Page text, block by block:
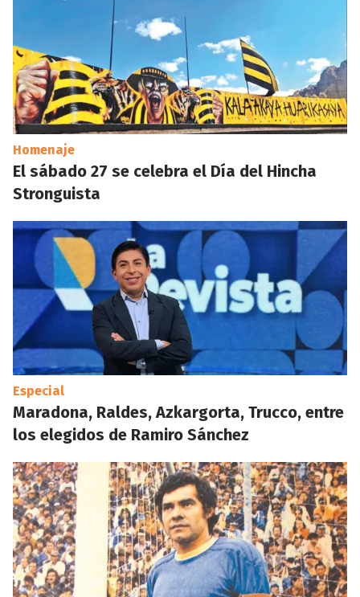
Homenaje
El sábado 27 se celebra el Día del Hincha
Stronguista
Especial
Maradona, Raldes, Azkargorta, Trucco, entre
los elegidos de Ramiro Sánchez